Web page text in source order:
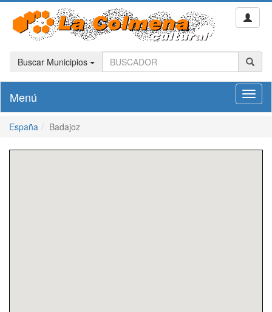
Buscar Municipios
Menú
España Badajoz